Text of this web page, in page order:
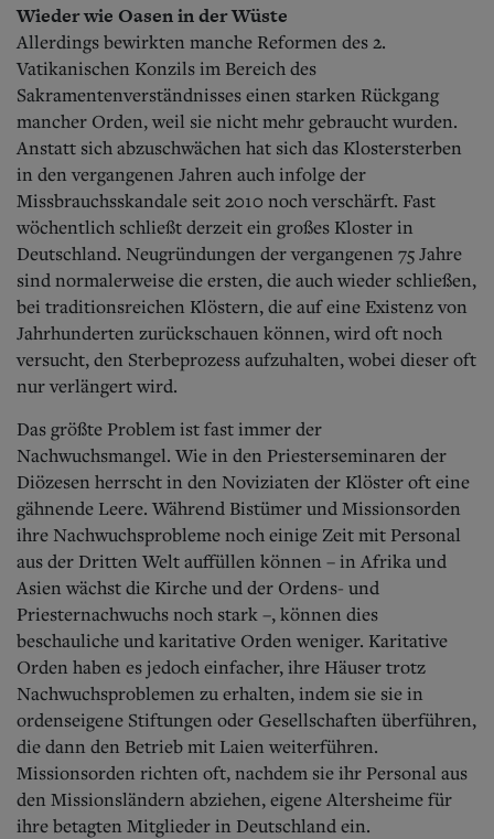
Wieder wie Oasen in der Wüste
Allerdings bewirkten manche Reformen des 2.
Vatikanischen Konzils im Bereich des
Sakramentenverständnisses einen starken Rückgang
mancher Orden, weil sie nicht mehr gebraucht wurden.
Anstatt sich abzuschwächen hat sich das Klostersterben
in den vergangenen Jahren auch infolge der
Missbrauchsskandale seit 2010 noch verschärft. Fast
wöchentlich schließt derzeit ein großes Kloster in
Deutschland. Neugründungen der vergangenen 75 Jahre
sind normalerweise die ersten, die auch wieder schließen,
bei traditionsreichen Klöstern, die auf eine Existenz von
Jahrhunderten zurückschauen können, wird oft noch
versucht, den Sterbeprozess aufzuhalten, wobei dieser oft
nur verlängert wird.
Das größte Problem ist fast immer der
Nachwuchsmangel. Wie in den Priesterseminaren der
Diözesen herrscht in den Noviziaten der Klöster oft eine
gähnende Leere. Während Bistümer und Missionsorden
ihre Nachwuchsprobleme noch einige Zeit mit Personal
aus der Dritten Welt auffüllen können – in Afrika und
Asien wächst die Kirche und der Ordens- und
Priesternachwuchs noch stark –, können dies
beschauliche und karitative Orden weniger. Karitative
Orden haben es jedoch einfacher, ihre Häuser trotz
Nachwuchsproblemen zu erhalten, indem sie sie in
ordenseigene Stiftungen oder Gesellschaften überführen,
die dann den Betrieb mit Laien weiterführen.
Missionsorden richten oft, nachdem sie ihr Personal aus
den Missionsländern abziehen, eigene Altersheime für
ihre betagten Mitglieder in Deutschland ein.